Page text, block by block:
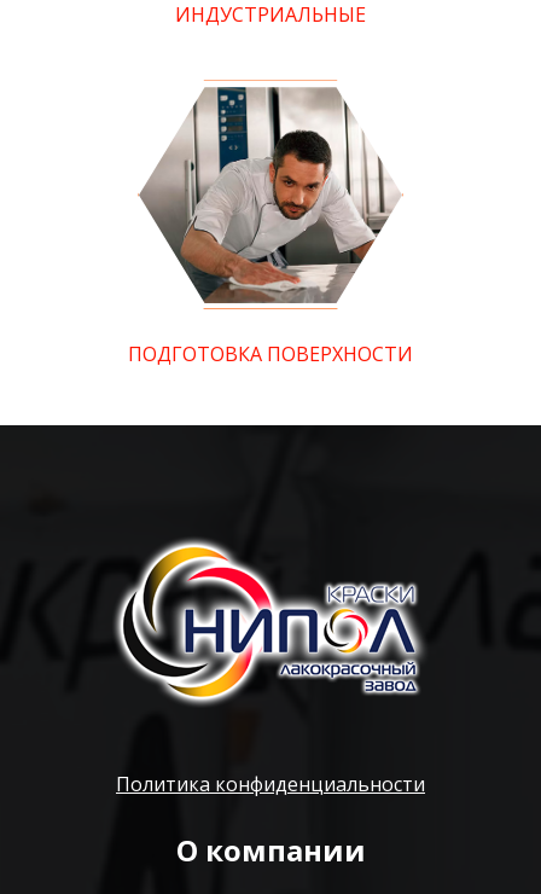
ИНДУСТРИАЛЬНЫЕ
ПОДГОТОВКА ПОВЕРХНОСТИ
Политика конфиденциальности
О компании